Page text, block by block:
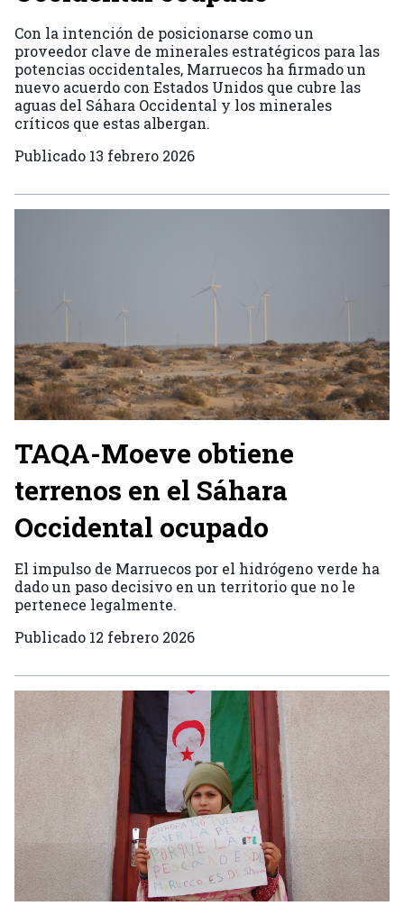
Con la intención de posicionarse como un
proveedor clave de minerales estratégicos para las
potencias occidentales, Marruecos ha firmado un
nuevo acuerdo con Estados Unidos que cubre las
aguas del Sáhara Occidental y los minerales
críticos que estas albergan.
Publicado 13 febrero 2026
TAQA-Moeve obtiene
terrenos en el Sáhara
Occidental ocupado
El impulso de Marruecos por el hidrógeno verde ha
dado un paso decisivo en un territorio que no le
pertenece legalmente.
Publicado 12 febrero 2026